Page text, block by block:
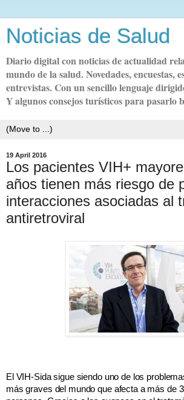
Noticias de Salud
Diario digital con noticias de actualidad
mundo de la salud. Novedades, encuestas,
entrevistas. Con un sencillo lenguaje
Y algunos consejos turísticos para pasarlo
19 April 2016
Los pacientes VIH+
años tienen más riesgo de
interacciones asociadas al
antiretroviral
El VIH-Sida sigue siendo uno de los
más graves del mundo que afecta a más de